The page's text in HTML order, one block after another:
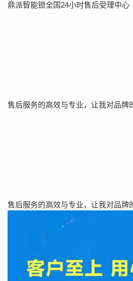
鼎派智能锁全国24小时售后受理中心
售后服务的高效与专业，让我对品牌
售后服务的高效与专业，让我对品牌